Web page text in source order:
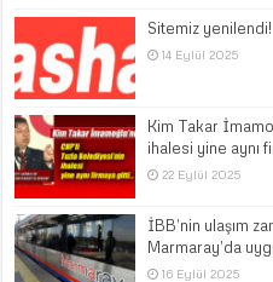
Sitemiz yenilendi!
14 Eylül 2025
Kim Takar
ihalesi yine aynı
22 Eylül 2025
İBB’nin ulaşım
Marmaray’da
16 Eylül 2025